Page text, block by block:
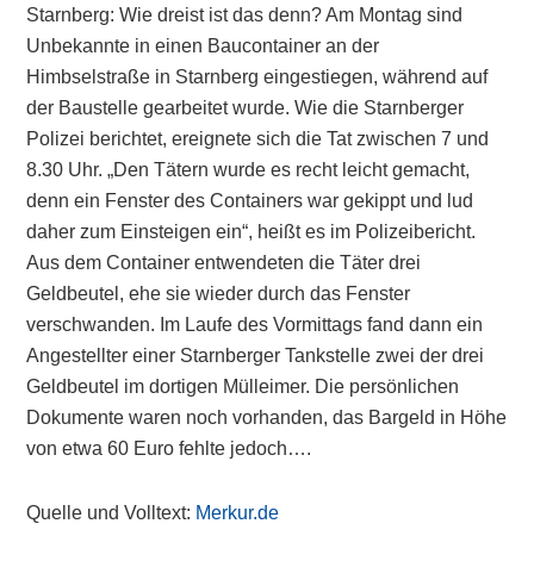
Starnberg: Wie dreist ist das denn? Am Montag sind
Unbekannte in einen Baucontainer an der
Himbselstraße in Starnberg eingestiegen, während auf
der Baustelle gearbeitet wurde. Wie die Starnberger
Polizei berichtet, ereignete sich die Tat zwischen 7 und
8.30 Uhr. „Den Tätern wurde es recht leicht gemacht,
denn ein Fenster des Containers war gekippt und lud
daher zum Einsteigen ein“, heißt es im Polizeibericht.
Aus dem Container entwendeten die Täter drei
Geldbeutel, ehe sie wieder durch das Fenster
verschwanden. Im Laufe des Vormittags fand dann ein
Angestellter einer Starnberger Tankstelle zwei der drei
Geldbeutel im dortigen Mülleimer. Die persönlichen
Dokumente waren noch vorhanden, das Bargeld in Höhe
von etwa 60 Euro fehlte jedoch….
Quelle und Volltext: Merkur.de